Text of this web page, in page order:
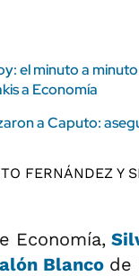
el minuto a
a Economía
a Caputo:
Economía,
Blanco de